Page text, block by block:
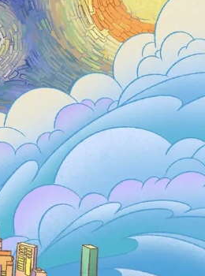
ペンディスプレイ 16 Lite